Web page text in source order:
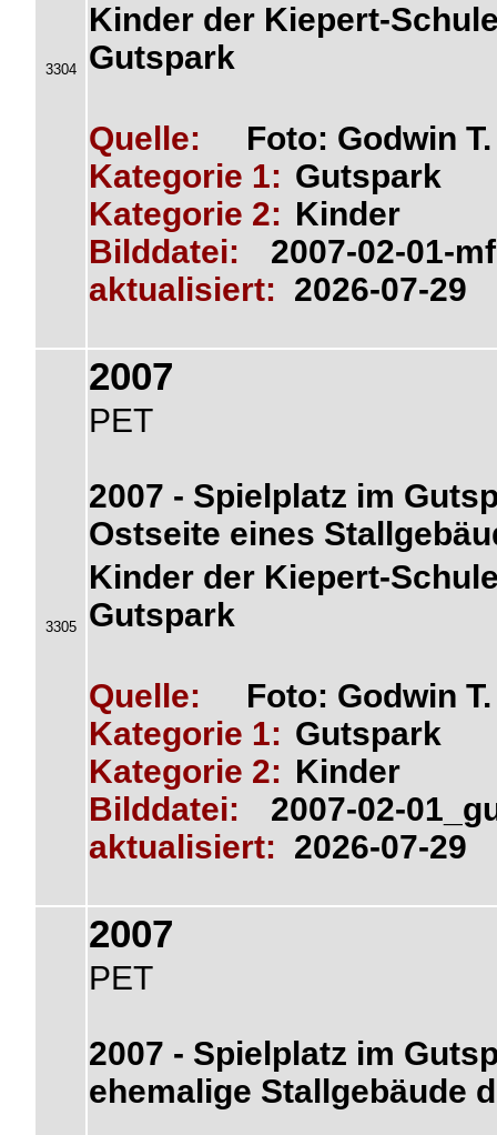
3304
Kinder der Kiepert-
Gutspark
Quelle:
Foto: Godwin
Kategorie 1: Gutspark
Kategorie 2: Kinder
Bilddatei:
2007-02-01-
aktualisiert: 2026-07-29
3305
2007
PET
2007 - Spielplatz im
Ostseite eines
Kinder der Kiepert-
Gutspark
Quelle:
Foto: Godwin
Kategorie 1: Gutspark
Kategorie 2: Kinder
Bilddatei:
2007-02-
aktualisiert: 2026-07-29
2007
PET
2007 - Spielplatz im
ehemalige Stallgebäude